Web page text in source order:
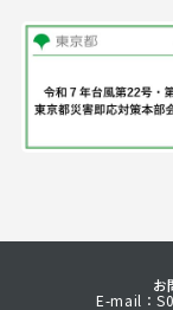
お
E-mail：